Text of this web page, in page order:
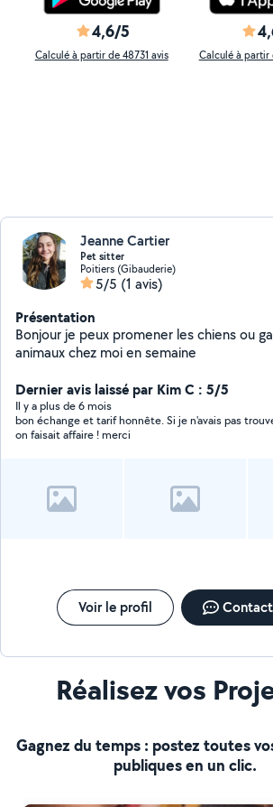
4,6/5
Calculé à partir de 48731 avis Calculé à partir
Jeanne Cartier
Pet sitter
Poitiers (Gibauderie)
5/5 (1 avis)
Présentation
Bonjour je peux promener les chiens ou
animaux chez moi en semaine
Dernier avis laissé par Kim C : 5/5
Il y a plus de 6 mois
bon échange et tarif honnête. Si je n'avais pas
on faisait affaire ! merci
Voir le profil
Réalisez vos
Gagnez du temps : postez toutes
publiques en un clic.